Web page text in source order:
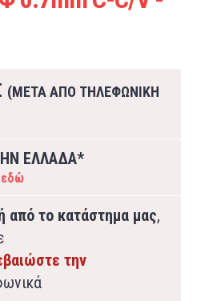
(ΜΕΤΑ ΑΠΟ ΤΗΛΕΦΩΝΙΚΗ
ΕΛΛΑΔΑ*
εδώ
από το κατάστημα μας,
την